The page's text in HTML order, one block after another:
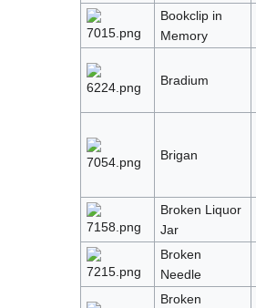
Bookclip in
Memory
Bradium
Brigan
Broken Liquor
Jar
Broken
Needle
Broken